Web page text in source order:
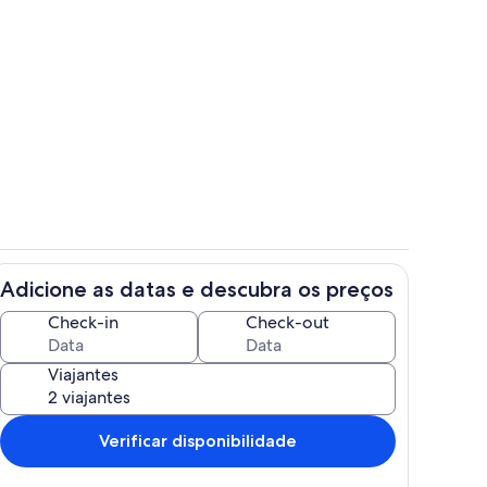
Área da propriedade
Adicione as datas e descubra os preços
Check-in Check-out
Viajantes
Verificar disponibilidade